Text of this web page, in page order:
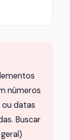
números
ou datas
Buscar